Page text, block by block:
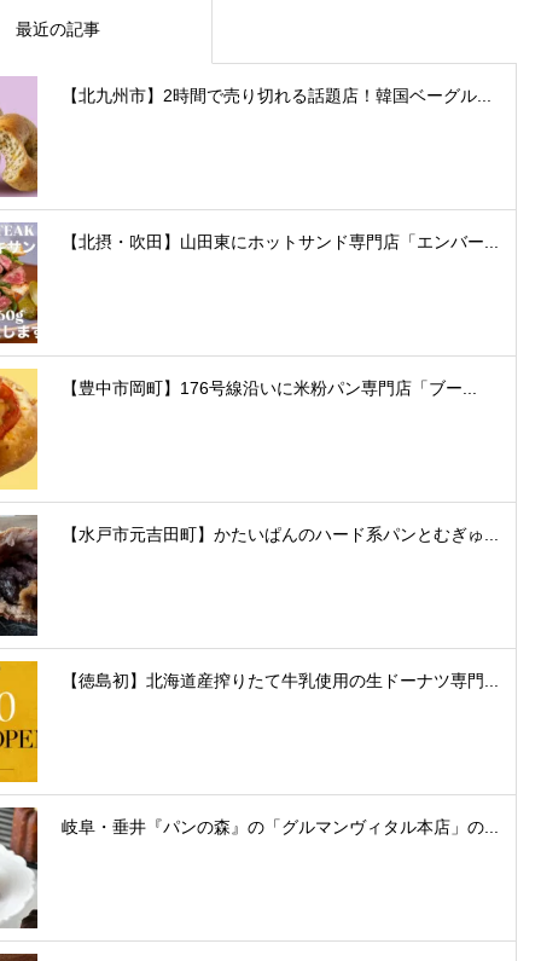
最近の記事
【北九州市】2時間で売り切れる話題店！韓国ベーグル...
【北摂・吹田】山田東にホットサンド専門店「エンバー...
【豊中市岡町】176号線沿いに米粉パン専門店「ブー...
【水戸市元吉田町】かたいぱんのハード系パンとむぎゅ...
【徳島初】北海道産搾りたて牛乳使用の生ドーナツ専門...
岐阜・垂井『パンの森』の「グルマンヴィタル本店」の...